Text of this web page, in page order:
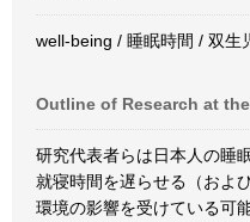
well-being / 睡眠時間 / 双生
Outline of Research at
研究代表者らは日本人の睡
就寝時間を遅らせる（およ
環境の影響を受けている可